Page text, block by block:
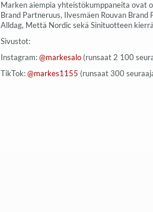
Marken aiempia yhteistökumppaneita ovat
Brand Partneruus, Ilvesmäen Rouvan Brand
Alldag, Mettä Nordic sekä Sinituotteen
Sivustot:
Instagram: @markesalo(runsaat 2 100
TikTok: @markes1155 (runsaat 300